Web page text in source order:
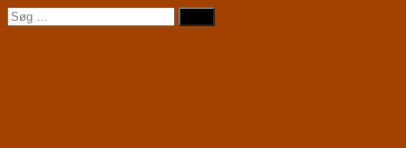
Videre
til
Søg
efter: